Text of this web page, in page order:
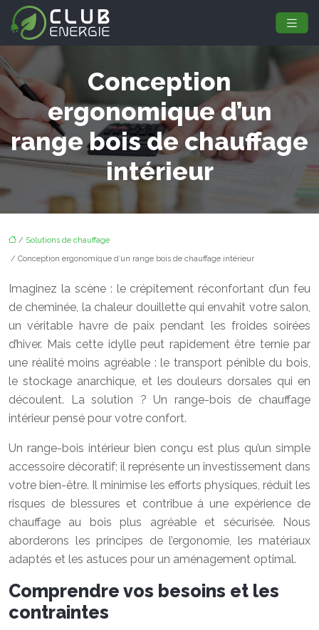
Conception
ergonomique d’un
range bois de chauffage
intérieur
/ Solutions de chauffage
/ Conception ergonomique d’un range bois de chauffage intérieur
Imaginez la scène : le crépitement réconfortant d’un feu
de cheminée, la chaleur douillette qui envahit votre salon,
un véritable havre de paix pendant les froides soirées
d’hiver. Mais cette idylle peut rapidement être ternie par
une réalité moins agréable : le transport pénible du bois,
le stockage anarchique, et les douleurs dorsales qui en
découlent. La solution ? Un range-bois de chauffage
intérieur pensé pour votre confort.
Un range-bois intérieur bien conçu est plus qu’un simple
accessoire décoratif; il représente un investissement dans
votre bien-être. Il minimise les efforts physiques, réduit les
risques de blessures et contribue à une expérience de
chauffage au bois plus agréable et sécurisée. Nous
aborderons les principes de l’ergonomie, les matériaux
adaptés et les astuces pour un aménagement optimal.
Comprendre vos besoins et les
contraintes